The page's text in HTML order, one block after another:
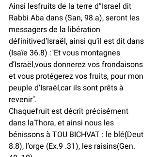
Ainsi lesfruits de la terre d”Israel dit
Rabbi Aba dans (San, 98.a), seront les
messagers de la libération
définitived’Israël, ainsi qu’il est dit dans
(Isaïe 36.8) :"Et vous montagnes
d’Israël,vous donnerez vos frondaisons
et vous protégerez vos fruits, pour mon
peuple d’Israël,car ils sont prêts à
revenir".
Chaquefruit est décrit précisément
dans laThora, et ainsi nous les
bénissons à TOU BICHVAT : le blé(Deut
8.8), l’orge (Ex.9 .31), les raisins(Gen.